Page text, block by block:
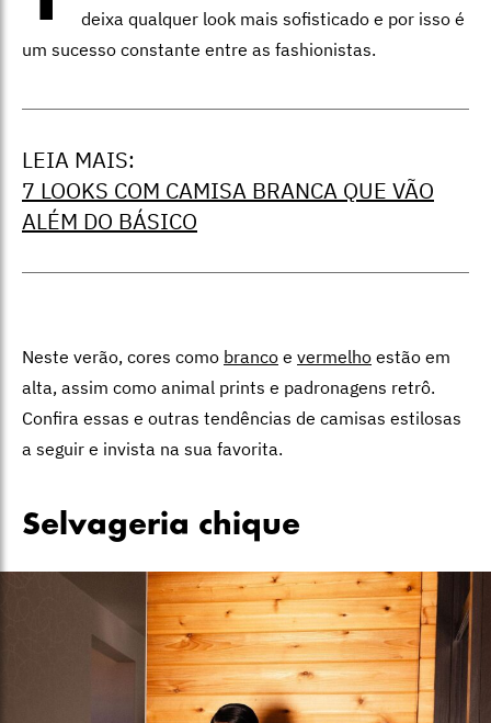
deixa qualquer look mais sofisticado e por isso é
um sucesso constante entre as fashionistas.
LEIA MAIS:
7 LOOKS COM CAMISA BRANCA QUE VÃO
ALÉM DO BÁSICO
Neste verão, cores como branco e vermelho estão em
alta, assim como animal prints e padronagens retrô.
Confira essas e outras tendências de camisas estilosas
a seguir e invista na sua favorita.
Selvageria chique